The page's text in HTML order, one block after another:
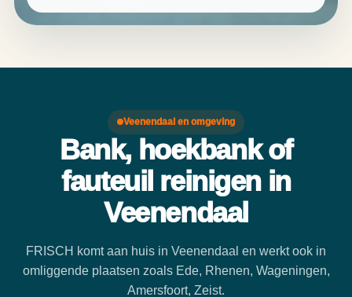
Veenendaal en omgeving
Bank, hoekbank of
fauteuil reinigen in
Veenendaal
FRISCH komt aan huis in Veenendaal en werkt ook in
omliggende plaatsen zoals Ede, Rhenen, Wageningen,
Amersfoort, Zeist.